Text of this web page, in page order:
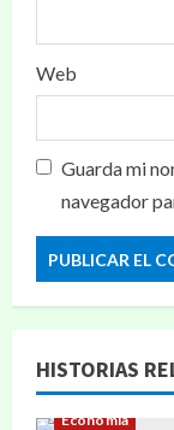
Web
Guarda mi
navegador
HISTORIAS
Economía